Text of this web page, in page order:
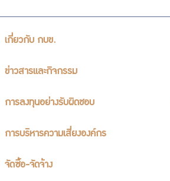
เกี่ยวกับ กบข.
ข่าวสารและกิจกรรม
การลงทุนอย่างรับผิดชอบ
การบริหารความเสี่ยงองค์กร
จัดซื้อ-จัดจ้าง